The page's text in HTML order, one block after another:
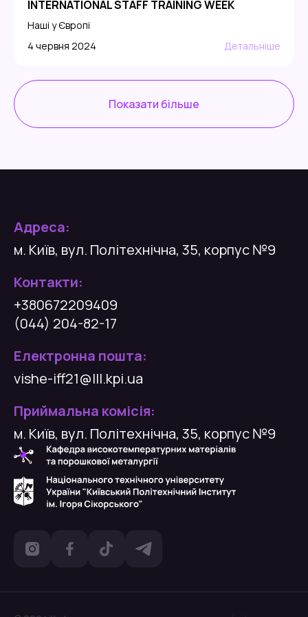
INTERNATIONAL STAFF TRAINING WEEK
Наші у Європі
4 червня 2024
Детальніше
Показати більше
Адреса:
м. Київ, вул. Політехнічна, 35, корпус №9
Контакти:
+380672209409
(044) 204-82-17
Електронна пошта:
vishe-iff21@lll.kpi.ua
Приймальна комісія:
м. Київ, вул. Політехнічна, 35, корпус №9